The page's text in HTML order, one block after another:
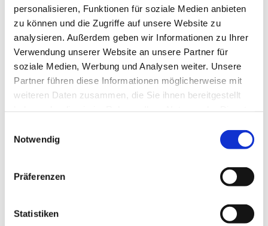
personalisieren, Funktionen für soziale Medien anbieten
zu können und die Zugriffe auf unsere Website zu
analysieren. Außerdem geben wir Informationen zu Ihrer
Verwendung unserer Website an unsere Partner für
soziale Medien, Werbung und Analysen weiter. Unsere
Partner führen diese Informationen möglicherweise mit
weiteren Daten zusammen, die Sie ihnen bereitgestellt
Notwendig
Präferenzen
Statistiken
Freitag, 28. August 2026, 18:00 Uhr
Gemeindehaus, Sedanplatz 4, 32791
Lage